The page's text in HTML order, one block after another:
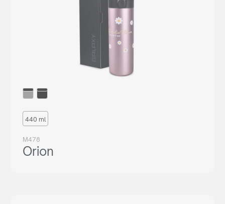
440 ml
M478
Orion